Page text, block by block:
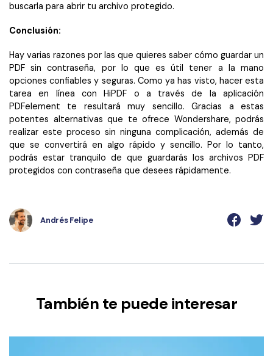
buscarla para abrir tu archivo protegido.
Conclusión:
Hay varias razones por las que quieres saber cómo guardar un
PDF sin contraseña, por lo que es útil tener a la mano
opciones confiables y seguras. Como ya has visto, hacer esta
tarea en línea con HiPDF o a través de la aplicación
PDFelement te resultará muy sencillo. Gracias a estas
potentes alternativas que te ofrece Wondershare, podrás
realizar este proceso sin ninguna complicación, además de
que se convertirá en algo rápido y sencillo. Por lo tanto,
podrás estar tranquilo de que guardarás los archivos PDF
protegidos con contraseña que desees rápidamente.
Andrés Felipe
También te puede interesar